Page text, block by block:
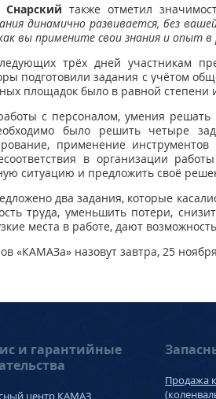
также отметил
динамично развивается, без
вы примените свои знания и опыт в
трёх дней участникам
подготовили задания с учётом
площадок было в равной степени
с персоналом, умения
было решить четыре
применение
в организации
ситуацию и предложить своё
два задания, которые
труда, уменьшить потери,
места в работе, дают
«КАМАЗа» назовут завтра, 25
и гарантийные
центр КАМАЗ
Продажа